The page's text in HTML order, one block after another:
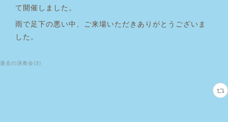
て開催しました。
雨で足下の悪い中、ご来場いただきありがとうございま
した。
過去の演奏会 (3)